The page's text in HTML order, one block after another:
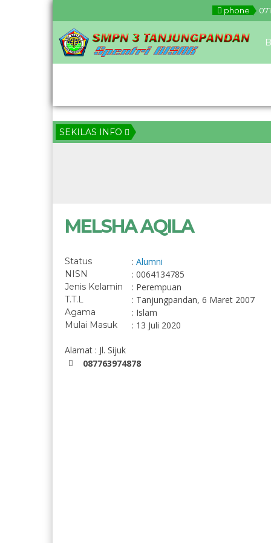
phone
SEKILAS INFO
MELSHA AQILA
Status : Alumni
NISN : 0064134785
Jenis Kelamin : Perempuan
T.T.L : Tanjungpandan, 6 Maret 2007
Agama : Islam
Mulai Masuk : 13 Juli 2020
Alamat : Jl. Sijuk
087763974878